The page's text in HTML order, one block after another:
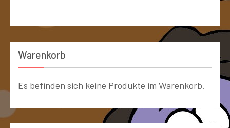
Warenkorb
Es befinden sich keine Produkte im Warenkorb.